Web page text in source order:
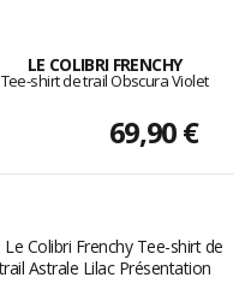
LE COLIBRI FRENCHY
Tee-shirt de trail Obscura Violet
69,90 €